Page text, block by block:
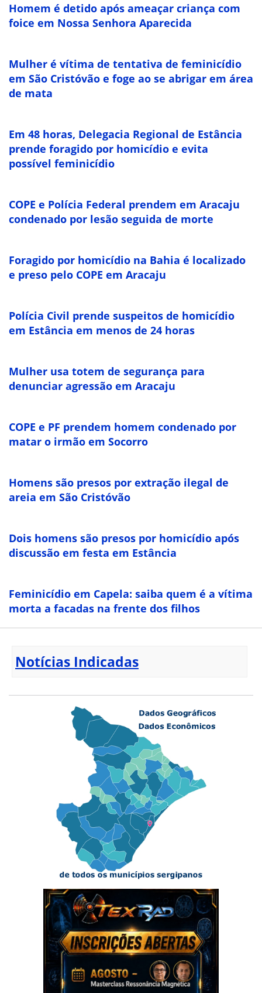
Homem é detido após ameaçar criança com
foice em Nossa Senhora Aparecida
Mulher é vítima de tentativa de feminicídio
em São Cristóvão e foge ao se abrigar em área
de mata
Em 48 horas, Delegacia Regional de Estância
prende foragido por homicídio e evita
possível feminicídio
COPE e Polícia Federal prendem em Aracaju
condenado por lesão seguida de morte
Foragido por homicídio na Bahia é localizado
e preso pelo COPE em Aracaju
Polícia Civil prende suspeitos de homicídio
em Estância em menos de 24 horas
Mulher usa totem de segurança para
denunciar agressão em Aracaju
COPE e PF prendem homem condenado por
matar o irmão em Socorro
Homens são presos por extração ilegal de
areia em São Cristóvão
Dois homens são presos por homicídio após
discussão em festa em Estância
Feminicídio em Capela: saiba quem é a vítima
morta a facadas na frente dos filhos
Notícias Indicadas